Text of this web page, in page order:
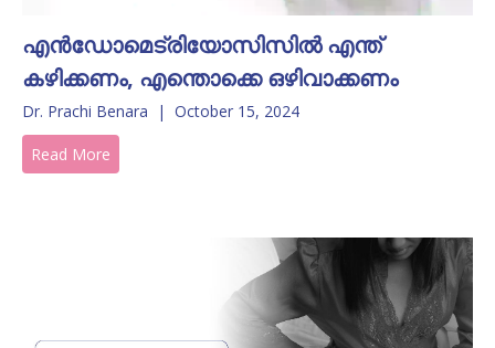
എൻഡോമെട്രിയോസിസിൽ എന്ത്
കഴിക്കണം, എന്തൊക്കെ ഒഴിവാക്കണം
Dr. Prachi Benara | October 15, 2024
Read More